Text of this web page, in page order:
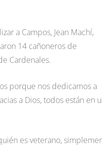
a Campos, Jean Machí,
14 cañoneros de
Cardenales.
porque nos dedicamos a
a Dios, todos están en
es veterano,